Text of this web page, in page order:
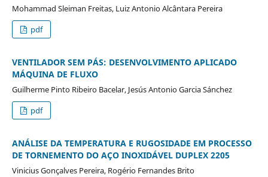
Mohammad Sleiman Freitas, Luiz Antonio Alcântara Pereira
pdf
VENTILADOR SEM PÁS: DESENVOLVIMENTO APLICADO
MÁQUINA DE FLUXO
Guilherme Pinto Ribeiro Bacelar, Jesús Antonio Garcia Sánchez
pdf
ANÁLISE DA TEMPERATURA E RUGOSIDADE EM PROCESSO
DE TORNEMENTO DO AÇO INOXIDÁVEL DUPLEX 2205
Vinicius Gonçalves Pereira, Rogério Fernandes Brito